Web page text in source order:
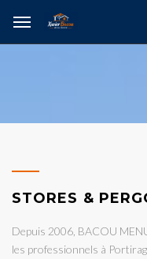
STORES &
Depuis 2006, BACOU
les professionnels à